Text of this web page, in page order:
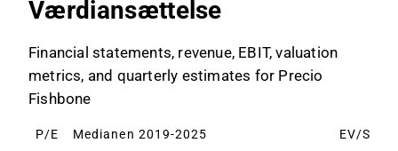
Værdiansættelse
Financial statements, revenue, EBIT, valuation
metrics, and quarterly estimates for Precio
Fishbone
P/E Medianen 2019-2025 EV/S